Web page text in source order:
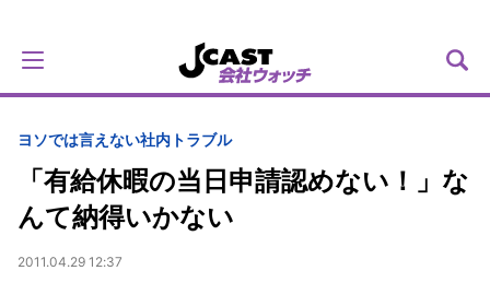
ヨソでは言えない社内トラブル
「有給休暇の当日申請認めない！」な
んて納得いかない
2011.04.29 12:37